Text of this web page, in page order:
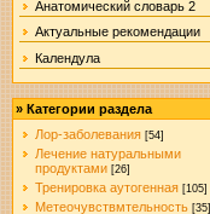
Анатомический словарь 2
Актуальные рекомендации
Календула
» Категории раздела
Лор-заболевания [54]
Лечение натуральными
продуктами [26]
Тренировка аутогенная [105]
Метеочувствмтельность [35]